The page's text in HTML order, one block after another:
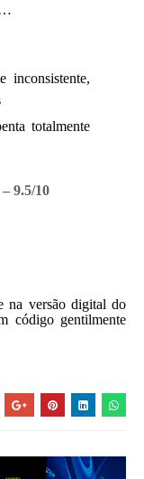
inconsistente,
totalmente
9.5/10
na versão digital do
código gentilmente